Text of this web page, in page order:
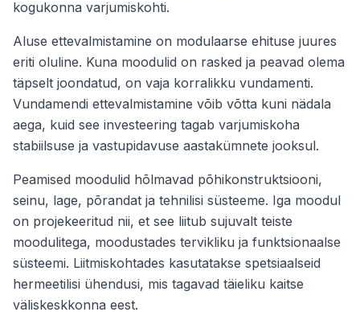
kogukonna varjumiskohti.
Aluse ettevalmistamine on modulaarse ehituse juures
eriti oluline. Kuna moodulid on rasked ja peavad olema
täpselt joondatud, on vaja korralikku vundamenti.
Vundamendi ettevalmistamine võib võtta kuni nädala
aega, kuid see investeering tagab varjumiskoha
stabiilsuse ja vastupidavuse aastakümnete jooksul.
Peamised moodulid hõlmavad põhikonstruktsiooni,
seinu, lage, põrandat ja tehnilisi süsteeme. Iga moodul
on projekeeritud nii, et see liitub sujuvalt teiste
moodulitega, moodustades tervikliku ja funktsionaalse
süsteemi. Liitmiskohtades kasutatakse spetsiaalseid
hermeetilisi ühendusi, mis tagavad täieliku kaitse
väliskeskkonna eest.